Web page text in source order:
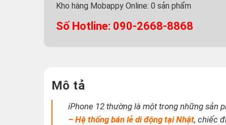
Kho hàng Mobappy Online: 0 sản phẩm
Số Hotline: 090-2668-8868
Mô tả
iPhone 12 thường là một trong những sản
– Hệ thống bán lẻ di động tại Nhật, chiếc